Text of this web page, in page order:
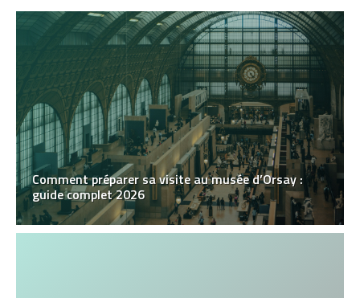
Comment préparer sa visite au musée d’Orsay :
guide complet 2026